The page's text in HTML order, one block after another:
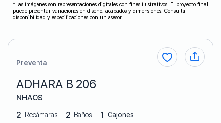
*Las imágenes son representaciones digitales con fines ilustrativos. El proyecto final
puede presentar variaciones en diseño, acabados y dimensiones. Consulta
disponibilidad y especificaciones con un asesor.
Preventa
ADHARA B 206
NHAOS
2
Recámaras 2 Baños 1 Cajones